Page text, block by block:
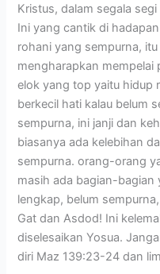
Kristus, dalam segala
Ini yang cantik di
rohani yang sempurna,
mengharapkan mempelai
elok yang top yaitu hidup
berkecil hati kalau belum
sempurna, ini janji dan
biasanya ada kelebihan
sempurna. orang-orang
masih ada bagian-bagian
lengkap, belum
Gat dan Asdod! Ini
diselesaikan Yosua.
diri Maz 139:23-24 dan